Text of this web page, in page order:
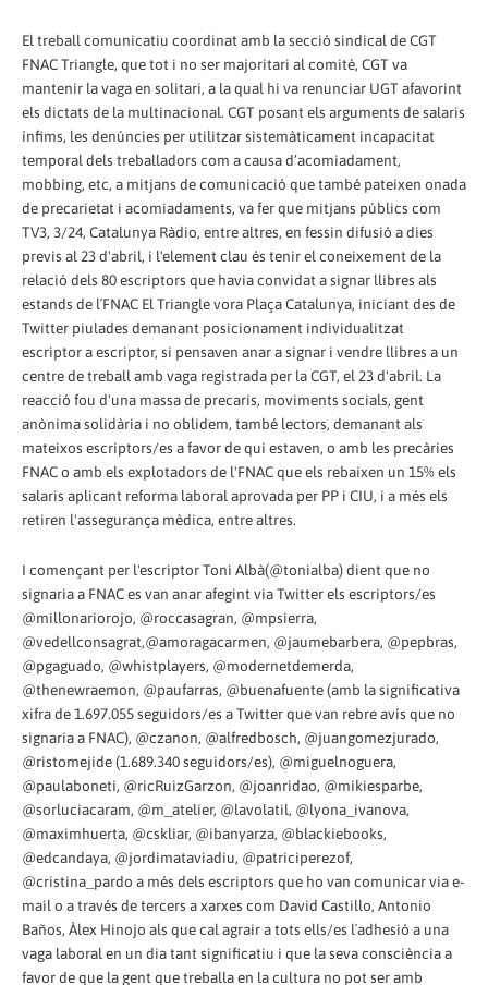
El treball comunicatiu coordinat amb la secció sindical de CGT
FNAC Triangle, que tot i no ser majoritari al comitè, CGT va
mantenir la vaga en solitari, a la qual hi va renunciar UGT afavorint
els dictats de la multinacional. CGT posant els arguments de salaris
ínfims, les denúncies per utilitzar sistemàticament incapacitat
temporal dels treballadors com a causa d’acomiadament,
mobbing, etc, a mitjans de comunicació que també pateixen onada
de precarietat i acomiadaments, va fer que mitjans públics com
TV3, 3/24, Catalunya Ràdio, entre altres, en fessin difusió a dies
previs al 23 d'abril, i l'element clau és tenir el coneixement de la
relació dels 80 escriptors que havia convidat a signar llibres als
estands de l´FNAC El Triangle vora Plaça Catalunya, iniciant des de
Twitter piulades demanant posicionament individualitzat
escriptor a escriptor, si pensaven anar a signar i vendre llibres a un
centre de treball amb vaga registrada per la CGT, el 23 d'abril. La
reacció fou d'una massa de precaris, moviments socials, gent
anònima solidària i no oblidem, també lectors, demanant als
mateixos escriptors/es a favor de qui estaven, o amb les precàries
FNAC o amb els explotadors de l'FNAC que els rebaixen un 15% els
salaris aplicant reforma laboral aprovada per PP i CIU, i a més els
retiren l'assegurança mèdica, entre altres.
I començant per l'escriptor Toni Albà(@tonialba) dient que no
signaria a FNAC es van anar afegint via Twitter els escriptors/es
@millonariorojo, @roccasagran, @mpsierra,
@vedellconsagrat,@amoragacarmen, @jaumebarbera, @pepbras,
@pgaguado, @whistplayers, @modernetdemerda,
@thenewraemon, @paufarras, @buenafuente (amb la significativa
xifra de 1.697.055 seguidors/es a Twitter que van rebre avís que no
signaria a FNAC), @czanon, @alfredbosch, @juangomezjurado,
@ristomejide (1.689.340 seguidors/es), @miguelnoguera,
@paulaboneti, @ricRuizGarzon, @joanridao, @mikiesparbe,
@sorluciacaram, @m_atelier, @lavolatil, @lyona_ivanova,
@maximhuerta, @cskliar, @ibanyarza, @blackiebooks,
@edcandaya, @jordimataviadiu, @patriciperezof,
@cristina_pardo a més dels escriptors que ho van comunicar via e-
mail o a través de tercers a xarxes com David Castillo, Antonio
Baños, Àlex Hinojo als que cal agrair a tots ells/es l´adhesió a una
vaga laboral en un dia tant significatiu i que la seva consciència a
favor de que la gent que treballa en la cultura no pot ser amb